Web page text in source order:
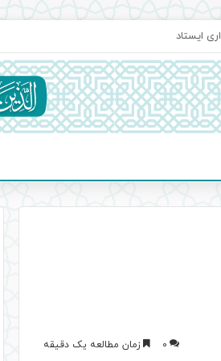
0 زمان مطالعه یک دقیقه